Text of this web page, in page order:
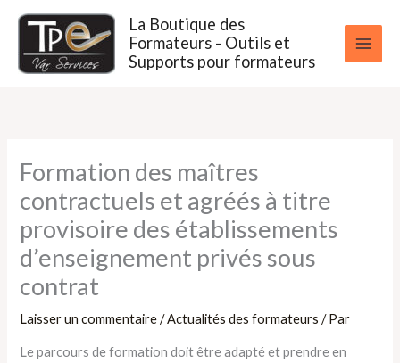
contenu
La Boutique des
Formateurs - Outils et
Supports pour formateurs
Formation des maîtres
contractuels et agréés à titre
provisoire des établissements
d’enseignement privés sous
contrat
Laisser un commentaire /Actualités des formateurs / Par
Le parcours de formation doit être adapté et prendre en